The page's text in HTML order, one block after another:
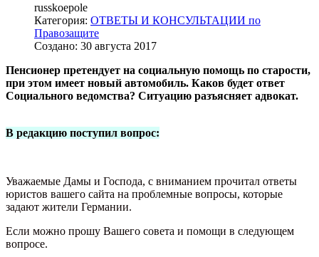
russkoepole
Категория: ОТВЕТЫ И КОНСУЛЬТАЦИИ по
Правозащите
Создано: 30 августа 2017
Пенсионер претендует на социальную помощь по старости,
при этом имеет новый автомобиль. Каков будет ответ
Социального ведомства? Ситуацию разъясняет адвокат.
В редакцию поступил вопрос:
Уважаемые Дамы и Господа, с вниманием прочитал ответы
юристов вашего сайта на проблемные вопросы, которые
задают жители Германии.
Если можно прошу Вашего совета и помощи в следующем
вопросе.